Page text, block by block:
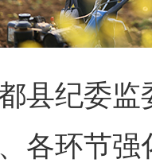
纪委监
各环节